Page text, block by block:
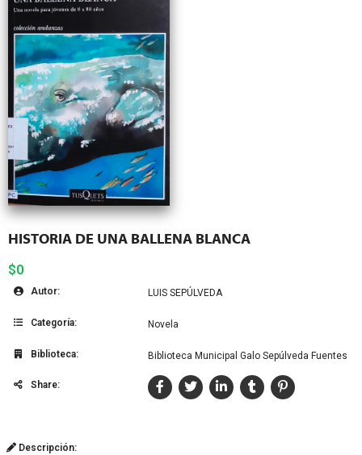
HISTORIA DE UNA BALLENA BLANCA
$0
Autor: LUIS SEPÚLVEDA
Categoría: Novela
Biblioteca: Biblioteca Municipal Galo Sepúlveda Fuentes
Share:
Descripción: